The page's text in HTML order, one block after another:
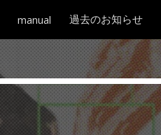
manual 過去のお知らせ